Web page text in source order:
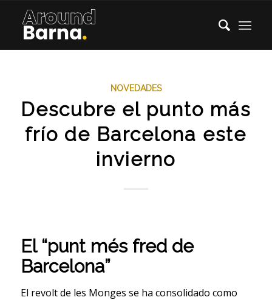
NOVEDADES
Descubre el punto más
frío de Barcelona este
invierno
El “punt més fred de
Barcelona”
El revolt de les Monges se ha consolidado como